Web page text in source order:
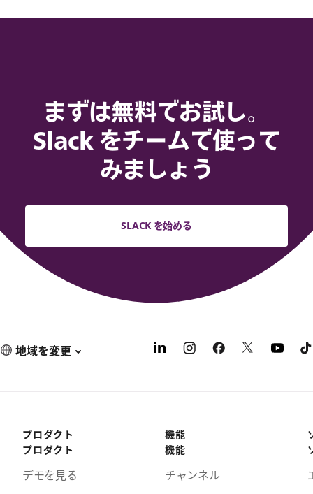
まずは無料でお試し。
Slack をチームで使って
みましょう
SLACK を始める
地域を変更
プロダクト
プロダクト
デモを見る
機能
機能
チャンネル